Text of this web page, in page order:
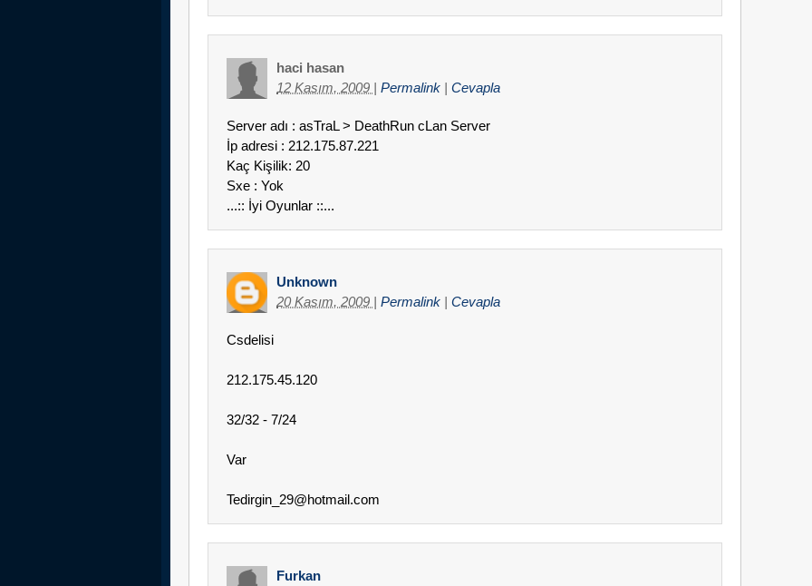
haci hasan
12 Kasım, 2009 | Permalink | Cevapla
Server adı : asTraL > DeathRun cLan Server
İp adresi : 212.175.87.221
Kaç Kişilik: 20
Sxe : Yok
...:: İyi Oyunlar ::...
Unknown
20 Kasım, 2009 | Permalink | Cevapla
Csdelisi
212.175.45.120
32/32 - 7/24
Var
Tedirgin_29@hotmail.com
Furkan